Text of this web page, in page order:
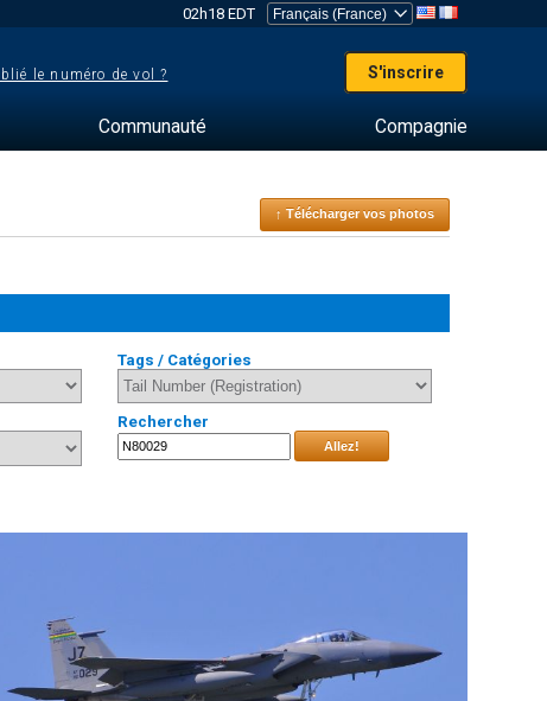
02h18 EDT
le numéro de vol ? S'inscrire
Communauté Compagnie
↑ Télécharger vos photos
Tags / Catégories
Rechercher
Allez!